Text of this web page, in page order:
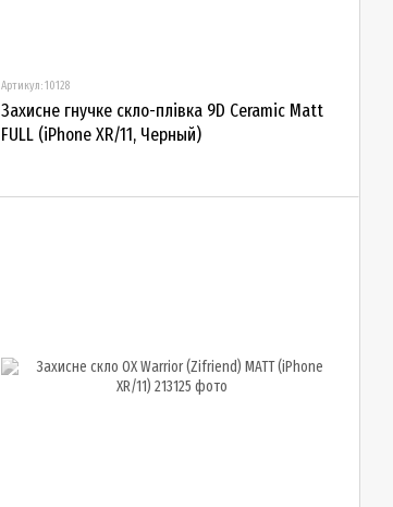
Артикул: 10128
Захисне гнучке скло-плівка 9D Ceramic Matt
FULL (iPhone XR/11, Черный)